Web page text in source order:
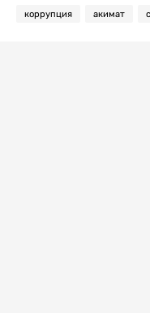
коррупция акимат